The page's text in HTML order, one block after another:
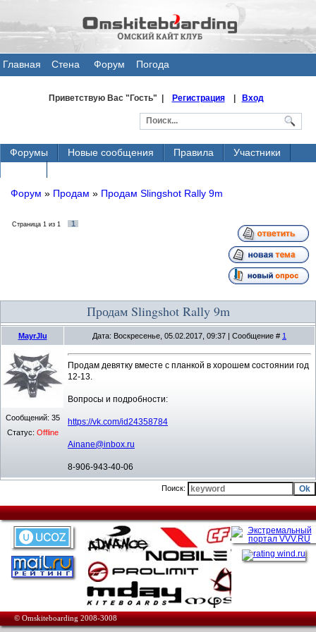
Главная
Стена
Форум Погода
Приветствую Вас"Гость" | Регистрация| Вход
Форумы Новые сообщения Правила
Участники
Форум » Продам » Продам Slingshot Rally 9m
Страница 1 из 1 1
Продам Slingshot Rally 9m
MayrJIu Дата: Воскресенье, 05.02.2017, 09:37 | Сообщение # 1
Сообщений: 35
Статус: Offline
Продам девятку вместе с планкой в хорошем состоянии год
12-13.
Вопросы и подробности:
https://vk.com/id24358784
Ainane@inbox.ru
8-906-943-40-06
Поиск:
© Omskiteboarding 2008-3008